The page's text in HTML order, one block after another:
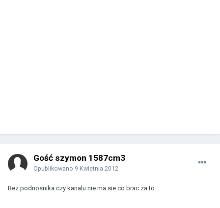
Gość szymon 1587cm3
Opublikowano 9 Kwietnia 2012
Bez podnosnika czy kanalu nie ma sie co brac za to.